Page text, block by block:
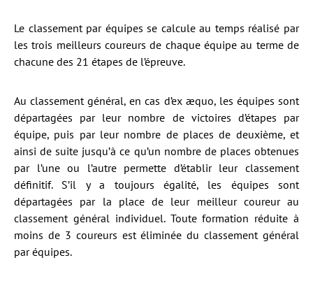
Le classement par équipes se calcule au temps réalisé par
les trois meilleurs coureurs de chaque équipe au terme de
chacune des 21 étapes de l’épreuve.
Au classement général, en cas d’ex æquo, les équipes sont
départagées par leur nombre de victoires d’étapes par
équipe, puis par leur nombre de places de deuxième, et
ainsi de suite jusqu’à ce qu’un nombre de places obtenues
par l’une ou l’autre permette d’établir leur classement
définitif. S’il y a toujours égalité, les équipes sont
départagées par la place de leur meilleur coureur au
classement général individuel. Toute formation réduite à
moins de 3 coureurs est éliminée du classement général
par équipes.